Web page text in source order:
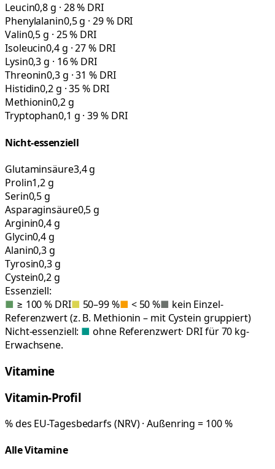
Leucin0,8 g · 28 % DRI
Phenylalanin0,5 g · 29 % DRI
Valin0,5 g · 25 % DRI
Isoleucin0,4 g · 27 % DRI
Lysin0,3 g · 16 % DRI
Threonin0,3 g · 31 % DRI
Histidin0,2 g · 35 % DRI
Methionin0,2 g
Tryptophan0,1 g · 39 % DRI
Nicht-essenziell
Glutaminsäure3,4 g
Prolin1,2 g
Serin0,5 g
Asparaginsäure0,5 g
Arginin0,4 g
Glycin0,4 g
Alanin0,3 g
Tyrosin0,3 g
Cystein0,2 g
Essenziell:
■ ≥ 100 % DRI■ 50–99 %■ < 50 %■ kein Einzel-
Referenzwert (z. B. Methionin – mit Cystein gruppiert)
Nicht-essenziell: ■ ohne Referenzwert· DRI für 70 kg-
Erwachsene.
Vitamine
Vitamin-Profil
% des EU-Tagesbedarfs (NRV) · Außenring = 100 %
Alle Vitamine